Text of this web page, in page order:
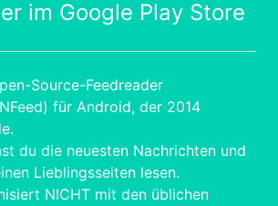
im Google Play Store
Source-Feedreader
für Android, der 2014
du die neuesten Nachrichten und
Lieblingsseiten lesen.
NICHT mit den üblichen